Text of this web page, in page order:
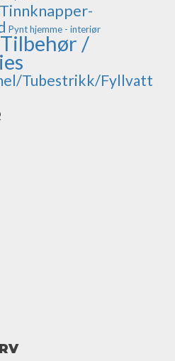
Pynt hjemme - interiør
Tilbehør /
Tubestrikk/Fyllvatt